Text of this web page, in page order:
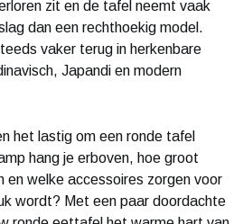
zit en de tafel neemt vaak
dan een rechthoekig model.
vaker terug in herkenbare
Japandi en modern
het lastig om een ronde tafel
hang je erboven, hoe groot
en welke accessoires zorgen voor
wordt? Met een paar doordachte